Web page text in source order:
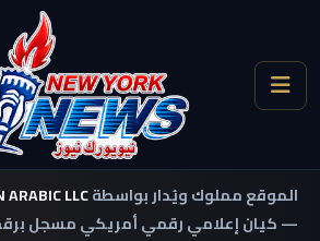
الموقع مملوك ويُدار بواسطةARABIC LLC
— كيان إعلامي رقمي أمريكي مسجل